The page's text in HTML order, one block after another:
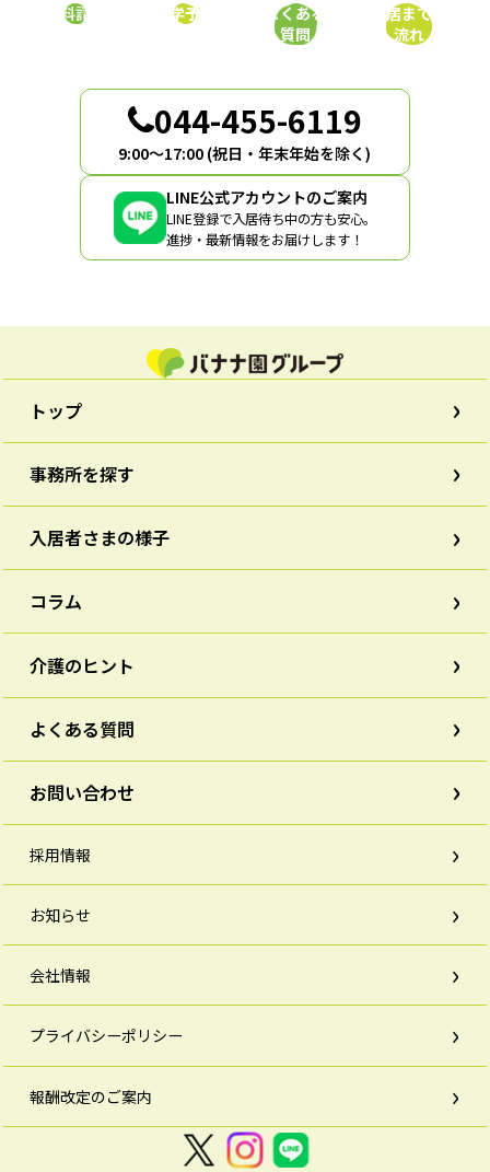
資料請求 見学予約
よくある
質問
入居までの
流れ
044-455-6119
9:00〜17:00 (祝日・年末年始を除く)
LINE公式アカウントのご案内
LINE登録で入居待ち中の方も安心。
進捗・最新情報をお届けします！
トップ
事務所を探す
入居者さまの様子
コラム
介護のヒント
よくある質問
お問い合わせ
採用情報
お知らせ
会社情報
プライバシーポリシー
報酬改定のご案内